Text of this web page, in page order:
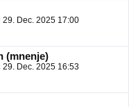
29. Dec. 2025 17:00
(mnenje)
29. Dec. 2025 16:53